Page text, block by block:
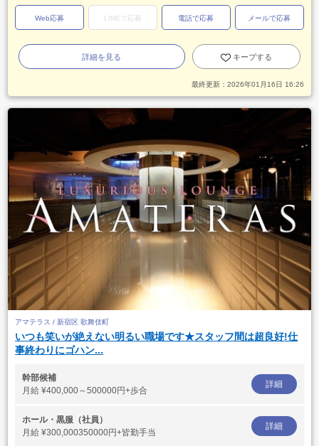
Web応募 LINEで応募 電話で応募 メールで応募
詳細を見る キープする
最終更新： 2026年01月16日 16:26
アマテラス / 新宿区 歌舞伎町
いつも笑いが絶えない明るい職場です★スタッフ間は超良好!仕
事終わりにゴハン...
幹部候補
月給 ¥400,000～500000円+歩合
詳細
ホール・黒服（社員）
月給 ¥300,000350000円+皆勤手当
詳細